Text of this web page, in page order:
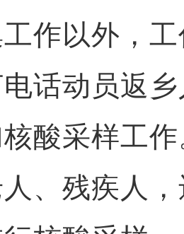
作以外，
话动员返
酸采样工
、残疾人